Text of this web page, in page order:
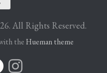
All Rights Reserved.
theHueman theme